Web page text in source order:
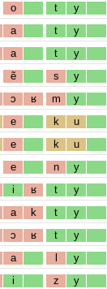
o t y
a t y
a t y
ẽ s y
ɔ ʁ m y
e k u
e k u
e n y
i ʁ t y
a k t y
ɔ ʁ t y
a l y
i z y